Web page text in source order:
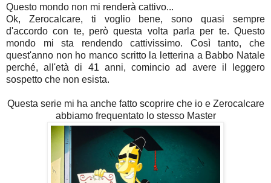
Questo mondo non mi renderà cattivo...
Ok, Zerocalcare, ti voglio bene, sono quasi sempre
d'accordo con te, però questa volta parla per te. Questo
mondo mi sta rendendo cattivissimo. Così tanto, che
quest'anno non ho manco scritto la letterina a Babbo Natale
perché, all'età di 41 anni, comincio ad avere il leggero
sospetto che non esista.
Questa serie mi ha anche fatto scoprire che io e Zerocalcare
abbiamo frequentato lo stesso Master